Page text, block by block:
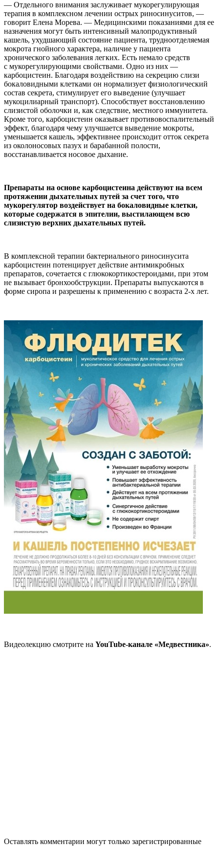
— Отдельного внимания заслуживает мукорегулирующая
терапия в комплексном лечении острых риносинуситов, —
говорит Елена Морева. — Медицинскими показаниями для ее
назначения могут быть интенсивный малопродуктивный
кашель, ухудшающий состояние пациента, трудноотделяемая
мокрота гнойного характера, наличие у пациента
хронического заболевания легких. Есть немало средств
с мукорегулирующими свойствами. Одно из них —
карбоцистеин. Благодаря воздействию на секрецию слизи
бокаловидными клетками он нормализует физиологический
состав секрета, стимулирует его выведение (улучшает
мукоцилиарный транспорт). Способствует восстановлению
слизистой оболочки и, как следствие, местного иммунитета.
Кроме того, карбоцистеин оказывает противовоспалительный
эффект, благодаря чему улучшается выведение мокроты,
уменьшается кашель, эффективнее происходит отток секрета
из околоносовых пазух и барабанной полости,
восстанавливается носовое дыхание.
Препараты на основе карбоцистеина действуют на всем
протяжении дыхательных путей за счет того, что
мукорегулятор воздействует на бокаловидные клетки,
которые содержатся в эпителии, выстилающем всю
слизистую верхних дыхательных путей.
В комплексной терапии бактериального риносинусита
карбоцистеин потенцирует действие антимикробных
препаратов, сочетается с глюкокортикостероидами, при этом
не вызывает бронхообструкции. Препараты выпускаются в
форме сиропа и разрешены к применению с возраста 2-х лет.
Видеолекцию смотрите на YouTube-канале «Медвестника».
Оставлять комментарии могут только зарегистрированные